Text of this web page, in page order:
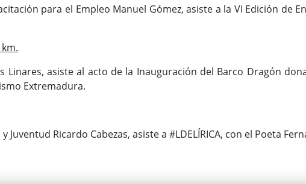
para el Empleo Manuel Gómez, asiste a la VI Edición de
Linares, asiste al acto de la Inauguración del Barco Dragón
Extremadura.
Ricardo Cabezas, asiste a #LDELÍRICA, con el Poeta